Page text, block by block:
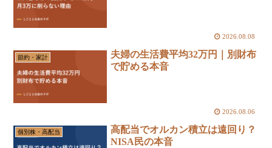
2026.08.08
節約・家計
夫婦の生活費平均32万円｜別財布
で貯める本音
2026.08.06
個別株・高配当
高配当でオルカン積立は遠回り？
NISA民の本音